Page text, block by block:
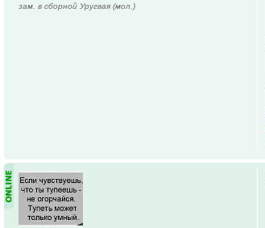
зам. в сборной Уругвая (мол.)